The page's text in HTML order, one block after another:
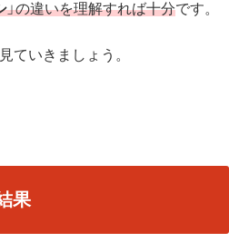
」の違いを理解すれば十分です。
ていきましょう。
果